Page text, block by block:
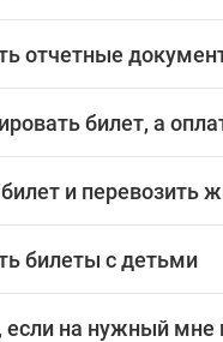
отчетные
билет, а
и перевозить
билеты с детьми
если на нужный мне